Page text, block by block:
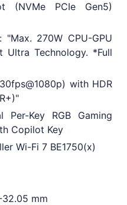
(NVMe PCIe Gen5)
270W CPU-GPU
Ultra Technology. *Full
with HDR
Per-Key RGB Gaming
Copilot Key
Wi-Fi 7 BE1750(x)
mm